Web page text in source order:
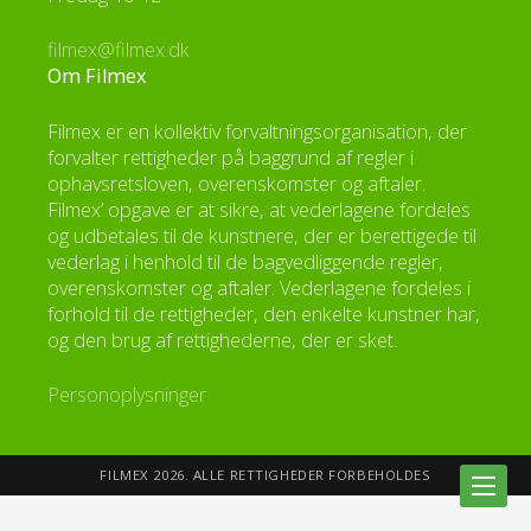
filmex@filmex.dk
Om Filmex
Filmex er en kollektiv forvaltningsorganisation, der
forvalter rettigheder på baggrund af regler i
ophavsretsloven, overenskomster og aftaler.
Filmex’ opgave er at sikre, at vederlagene fordeles
og udbetales til de kunstnere, der er berettigede til
vederlag i henhold til de bagvedliggende regler,
overenskomster og aftaler. Vederlagene fordeles i
forhold til de rettigheder, den enkelte kunstner har,
og den brug af rettighederne, der er sket.
Personoplysninger
FILMEX 2026. ALLE RETTIGHEDER FORBEHOLDES